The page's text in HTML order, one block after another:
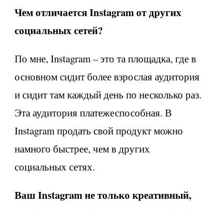
Чем отличаетсяInstagram от других
социальных сетей?
По мне, Instagram – это та площадка, где в
основном сидит более взрослая аудитория
и сидит там каждый день по несколько раз.
Эта аудитория платежеспособная. В
Instagram продать свой продукт можно
намного быстрее, чем в других
социальных сетях.
ВашInstagramне только креативный,